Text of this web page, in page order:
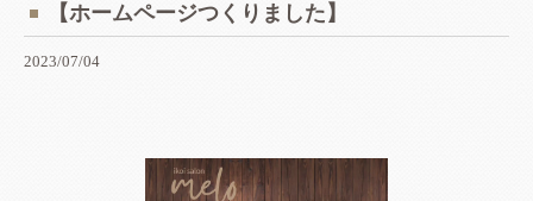
【ホームページつくりました】
2023/07/04